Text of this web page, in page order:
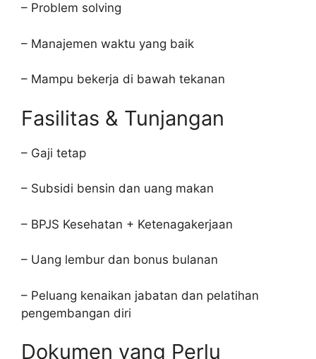
– Problem solving
– Manajemen waktu yang baik
– Mampu bekerja di bawah tekanan
Fasilitas & Tunjangan
– Gaji tetap
– Subsidi bensin dan uang makan
– BPJS Kesehatan + Ketenagakerjaan
– Uang lembur dan bonus bulanan
– Peluang kenaikan jabatan dan pelatihan
pengembangan diri
Dokumen yang Perlu